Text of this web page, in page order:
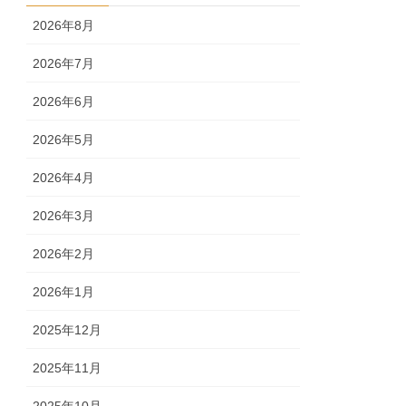
2026年8月
2026年7月
2026年6月
2026年5月
2026年4月
2026年3月
2026年2月
2026年1月
2025年12月
2025年11月